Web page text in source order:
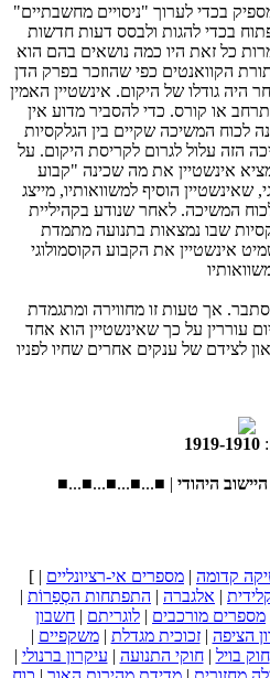
בכדי לערוך "ניסויים מחשבתיים"
בכדי להגות ולבסס דעות חדשות
כל זאת היו כמה נושאים בהם הוא
הקוואנטים כפי שהוזכר בפרק הדן
גודלו של היקום. אינשטיין האמין
או קורס. כדי להסביר מדוע אין
לכוח המשיכה שקיים בין הגלקסיות
הזה עלול לגרום לקריסת היקום. על
אינשטיין את מה שכינה "קבוע
שאינשטיין הוסיף למשוואותיו, מייצג
המשיכה. לאחר שנודע בקהיליית
שבו נמצאות בתנועה מתמדת
אינשטיין את הקבוע הקוסמולוגי
אך טעות זו מחווירה ומתגמדת
עוררין על כך שאינשטיין הוא אחד
1919-1910
■...■...■...■...■ |
[ קדומה | מספרים אי-רציונליים |
| אלגברה | התפתחות הסְפַרוֹת |
מספרים מורכבים | לוגריתם | חשבון
הציפה |זכוכית מגדלת |משקפיים |
חוק בויל |חוקי התנועה | עיקרון ברנולי |